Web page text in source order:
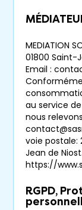
MEDIATION
01800 Saint-
Email :
au service de
nous
voie postale:
Jean de Niost.
https://
RGPD,